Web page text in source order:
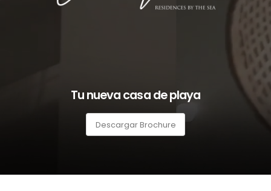
Tu nueva casa de playa
Descargar Brochure